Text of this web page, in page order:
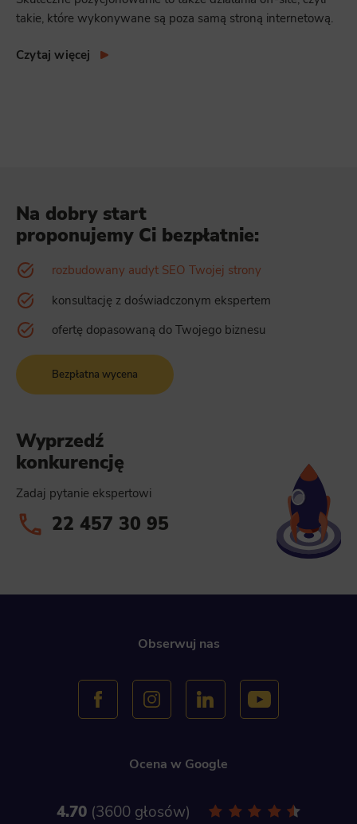
takie, które wykonywane są poza samą stroną internetową.
Czytaj więcej
Na dobry start
proponujemy Ci bezpłatnie:
rozbudowany audyt SEO Twojej strony
konsultację z doświadczonym ekspertem
ofertę dopasowaną do Twojego biznesu
Bezpłatna wycena
Wyprzedź
konkurencję
Zadaj pytanie ekspertowi
22 457 30 95
Obserwuj nas
Ocena w Google
4.70 3600 głosów